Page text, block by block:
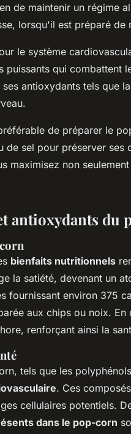
de maintenir un régime
lorsqu'il est préparé de
le système
puissants qui combattent
antioxydants tels que
de préparer le
sel pour préserver ses
maximisez non
antioxydants du
bienfaits nutritionnels
la satiété, devenant un
fournissant environ 375
aux chips ou noix. En
renforçant ainsi la
tels que les
. Ces
cellulaires potentiels.
dans le pop-corn